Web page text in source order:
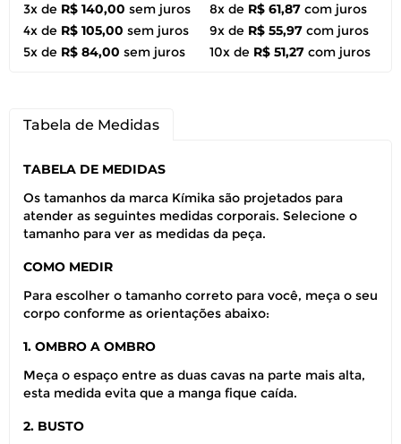
3x de R$ 140,00 sem juros
4x de R$ 105,00 sem juros
5x de R$ 84,00 sem juros
8x de R$ 61,87 com juros
9x de R$ 55,97 com juros
10x de R$ 51,27 com juros
Tabela de Medidas
TABELA DE MEDIDAS
Os tamanhos da marca Kímika são projetados para
atender as seguintes medidas corporais. Selecione o
tamanho para ver as medidas da peça.
COMO MEDIR
Para escolher o tamanho correto para você, meça o seu
corpo conforme as orientações abaixo:
1. OMBRO A OMBRO
Meça o espaço entre as duas cavas na parte mais alta,
esta medida evita que a manga fique caída.
2. BUSTO